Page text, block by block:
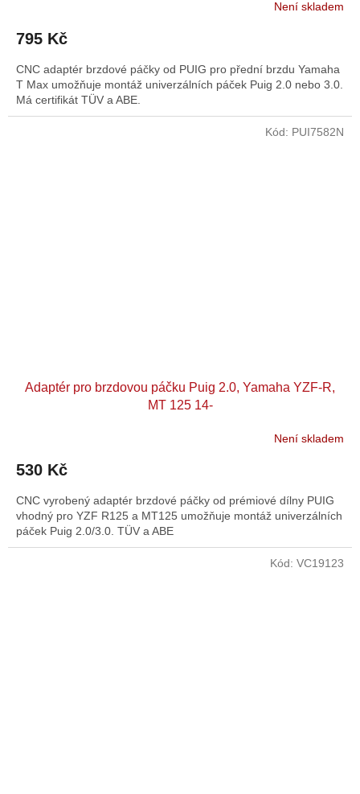
Není skladem
795 Kč
CNC adaptér brzdové páčky od PUIG pro přední brzdu Yamaha
T Max umožňuje montáž univerzálních páček Puig 2.0 nebo 3.0.
Má certifikát TÜV a ABE.
Adaptér pro brzdovou páčku Puig 2.0, Yamaha YZF-R,
MT 125 14-
Není skladem
530 Kč
CNC vyrobený adaptér brzdové páčky od prémiové dílny PUIG
vhodný pro YZF R125 a MT125 umožňuje montáž univerzálních
páček Puig 2.0/3.0. TÜV a ABE
Kód: PUI7582N
Kód: VC19123